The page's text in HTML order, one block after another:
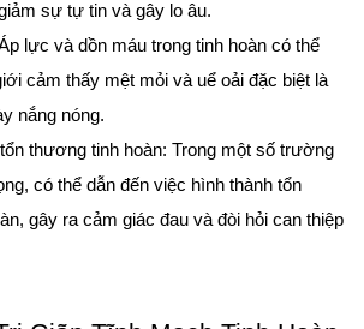
sự tự tin và gây lo âu.
lực và dồn máu trong tinh hoàn có thể
cảm thấy mệt mỏi và uể oải đặc biệt là
nắng nóng.
thương tinh hoàn: Trong một số trường
có thể dẫn đến việc hình thành tổn
gây ra cảm giác đau và đòi hỏi can thiệp